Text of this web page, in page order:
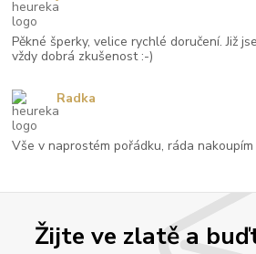
Žijte ve zlatě a
Pěkné šperky, velice rychlé doručení. Již
vždy dobrá zkušenost :-)
Vše v naprostém pořádku, ráda nakoupím
Radka